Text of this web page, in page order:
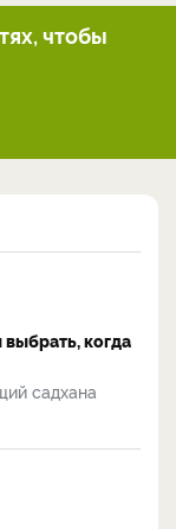
чтобы
когда
садхана